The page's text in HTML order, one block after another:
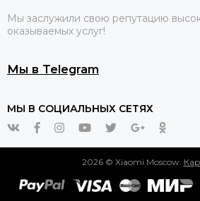
Мы заслужили свою репутацию
оказываемых услуг!
Мы в Telegram
МЫ В СОЦИАЛЬНЫХ СЕТЯХ
2026 © Xiaomi Moscow.